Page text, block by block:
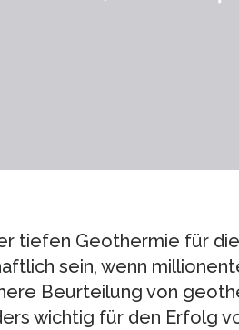
tiefen Geothermie für
sein, wenn
Beurteilung von
wichtig für den Erfolg